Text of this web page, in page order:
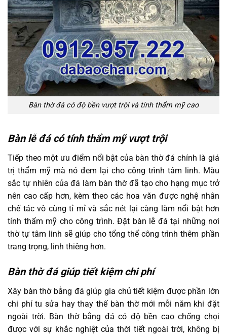
Bàn thờ đá có độ bền vượt trội và tính thẩm mỹ cao
Bàn lễ đá có tính thẩm mỹ vượt trội
Tiếp theo một ưu điểm nổi bật của bàn thờ đá chính là giá
trị thẩm mỹ mà nó đem lại cho công trình tâm linh. Màu
sắc tự nhiên của đá làm bàn thờ đã tạo cho hạng mục trở
nên cao cấp hơn, kèm theo các hoa văn được nghệ nhân
chế tác vô cùng tỉ mỉ và sắc nét lại càng làm nổi bật hơn
tính thẩm mỹ cho công trình. Đặt bàn lễ đá tại những nơi
thờ tự tâm linh sẽ giúp cho tổng thể công trình thêm phần
trang trọng, linh thiêng hơn.
Bàn thờ đá giúp tiết kiệm chi phí
Xây bàn thờ bằng đá giúp gia chủ tiết kiệm được phần lớn
chi phí tu sửa hay thay thế bàn thờ mới mỗi năm khi đặt
ngoài trời. Bàn thờ bằng đá có độ bền cao chống chọi
được với sự khắc nghiệt của thời tiết ngoài trời, không bị